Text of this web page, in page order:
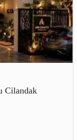
Cilandak